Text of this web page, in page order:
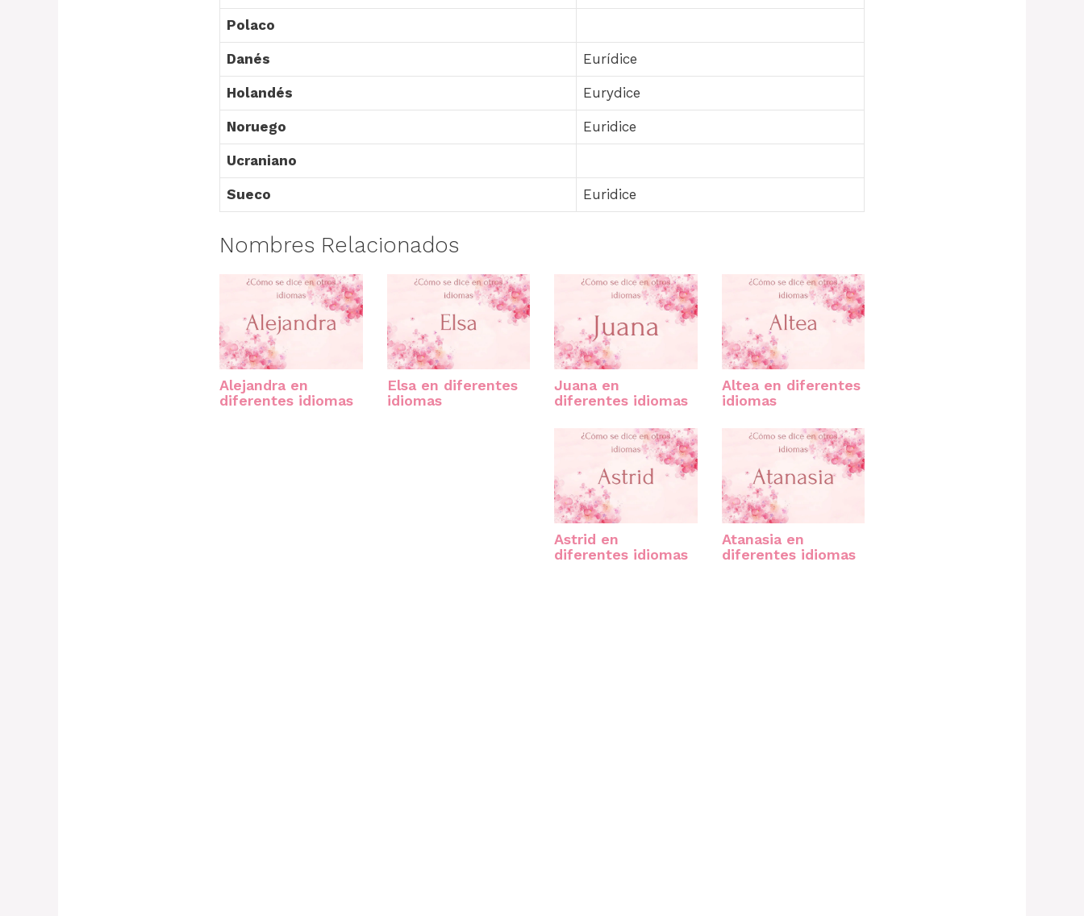
Polaco
Danés Eurídice
Holandés Eurydice
Noruego Euridice
Ucraniano
Sueco Euridice
Nombres Relacionados
Alejandra en
diferentes idiomas
Elsa en diferentes
idiomas
Juana en
diferentes idiomas
Altea en diferentes
idiomas
Astrid en
diferentes idiomas
Atanasia en
diferentes idiomas